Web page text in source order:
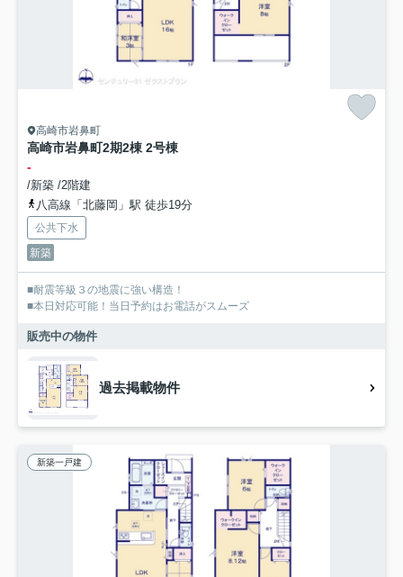
高崎市岩鼻町
高崎市岩鼻町2期2棟 2号棟
-
/新築 /2階建
八高線「北藤岡」駅 徒歩19分
公共下水
新築
■耐震等級３の地震に強い構造！
■本日対応可能！当日予約はお電話がスムーズ
販売中の物件
過去掲載物件
新築一戸建